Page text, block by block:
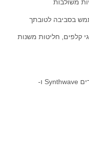
משולבות
בסביבה לטובתך
קלפים, חליטות משנות
30+ רצועות חדשות מהכישרונות של ז’אנרים Synthwave ו-